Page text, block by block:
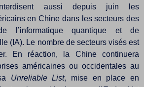
aussi depuis juin les
en Chine dans les secteurs des
l’informatique quantique et de
(IA). Le nombre de secteurs visés est
En réaction, la Chine continuera
américaines ou occidentales au
Unreliable List, mise en place en